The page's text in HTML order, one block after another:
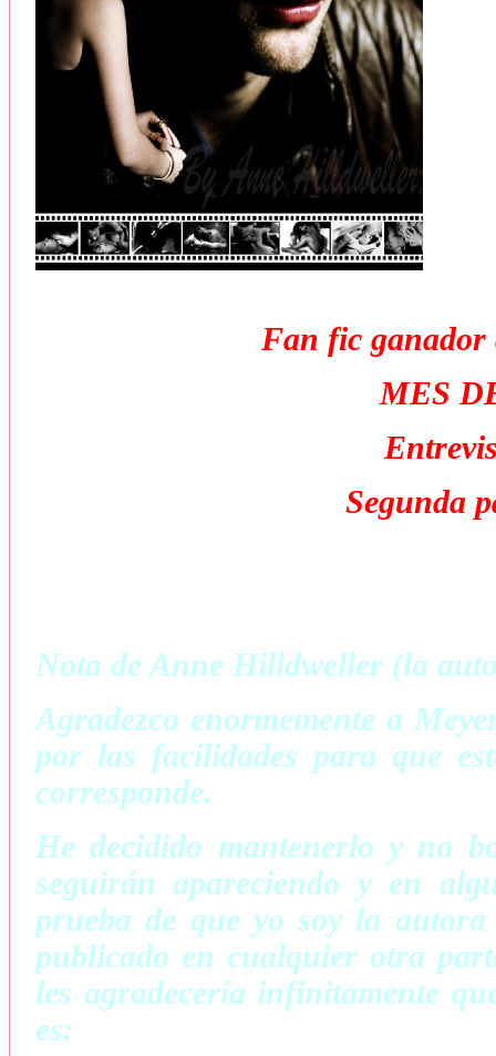
Fan fic ganador
MES
Segunda
Nota de Anne Hilldweller (la
Agradezco enormemente a
por las facilidades para que
corresponde.
He decidido mantenerlo y no
seguirán apareciendo y en
prueba de que yo soy la
publicado en cualquier otra
les agradecería infinitamente
es: